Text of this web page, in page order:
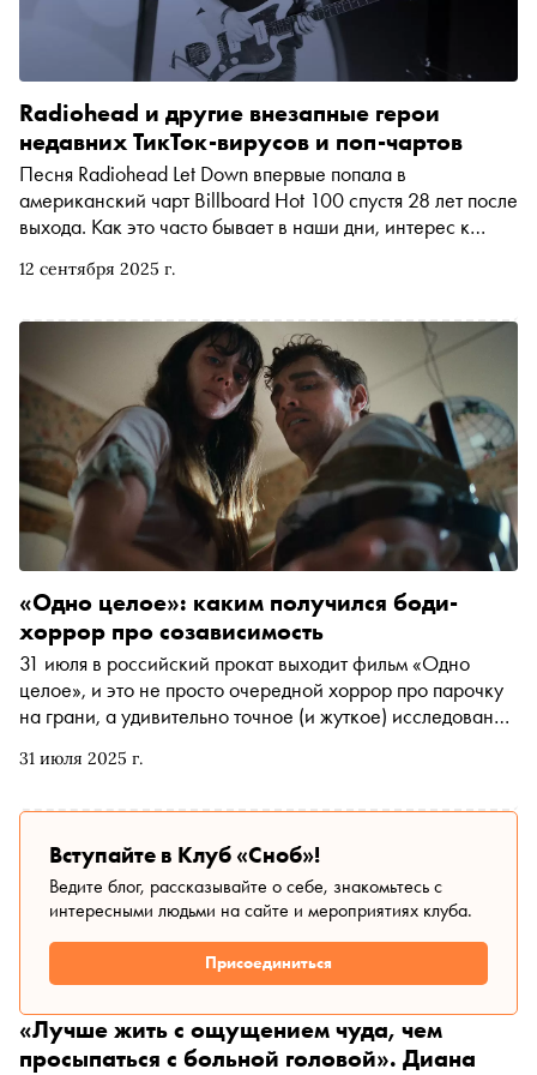
12 сентября 2025 г.
Radiohead и другие внезапные герои
недавних ТикТок-вирусов и поп-чартов
Песня Radiohead Let Down впервые попала в
американский чарт Billboard Hot 100 спустя 28 лет после
выхода. Как это часто бывает в наши дни, интерес к
«Сноб» рассказывает об этом феномене и вспоминает
старых хитов
31 июля 2025 г.
«Одно целое»: каким получился боди-
хоррор про созависимость
31 июля в российский прокат выходит фильм «Одно
целое», и это не просто очередной хоррор про парочку
на грани, а удивительно точное (и жуткое) исследование
«Сноба» Александр Юдин разбирался, что получится,
до телесного кошмара
Вступайте в Клуб «Сноб»!
Ведите блог, рассказывайте о себе, знакомьтесь с
интересными людьми на сайте и мероприятиях клуба.
Присоединиться
«Лучше жить с ощущением чуда, чем
просыпаться с больной головой». Диана